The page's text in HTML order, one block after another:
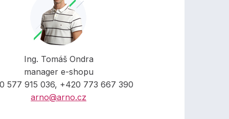
Ing. Tomáš Ondra
manager e-shopu
577 915 036, +420 773 667 390
arno@arno.cz